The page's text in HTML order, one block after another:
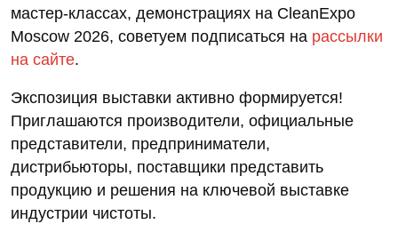
мастер-классах, демонстрациях на CleanExpo
Moscow 2026, советуем подписаться на рассылки
на сайте.
Экспозиция выставки активно формируется!
Приглашаются производители, официальные
представители, предприниматели,
дистрибьюторы, поставщики представить
продукцию и решения на ключевой выставке
индустрии чистоты.